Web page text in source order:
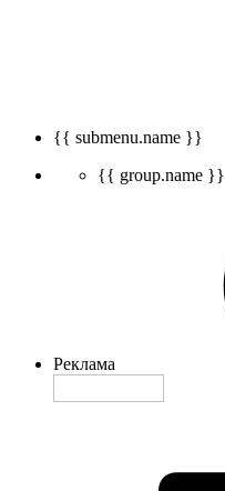
{{ submenu.name }}
{{ group.name }}
Реклама